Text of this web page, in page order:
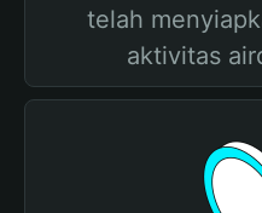
telah
aktivitas